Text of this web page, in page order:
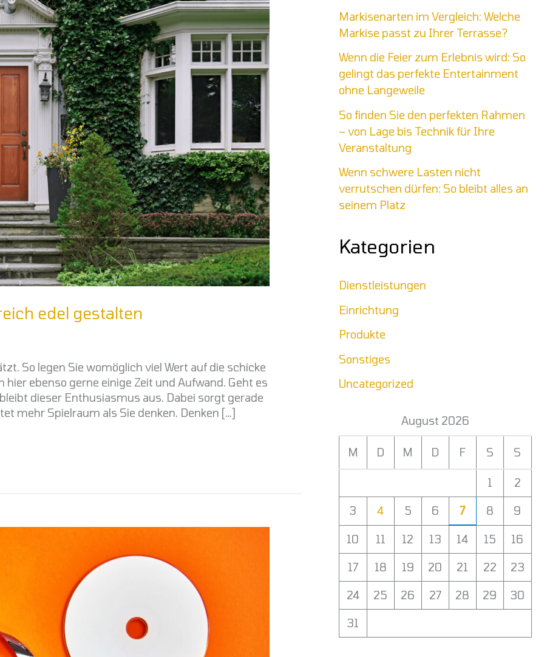
edel gestalten
So legen Sie womöglich viel Wert auf die schicke
ebenso gerne einige Zeit und Aufwand. Geht es
dieser Enthusiasmus aus. Dabei sorgt gerade
mehr Spielraum als Sie denken. Denken […]
Markisenarten im Vergleich: Welche
Markise passt zu Ihrer Terrasse?
Wenn die Feier zum Erlebnis wird: So
gelingt das perfekte Entertainment
ohne Langeweile
So finden Sie den perfekten Rahmen
– von Lage bis Technik für Ihre
Veranstaltung
Wenn schwere Lasten nicht
verrutschen dürfen: So bleibt alles an
seinem Platz
Kategorien
Dienstleistungen
Einrichtung
Produkte
Sonstiges
Uncategorized
August 2026
M D M D F S S
1 2
3 4 5 6 7 8 9
10 11 12 13 14 15 16
17 18 19 20 21 22 23
24 25 26 27 28 29 30
31